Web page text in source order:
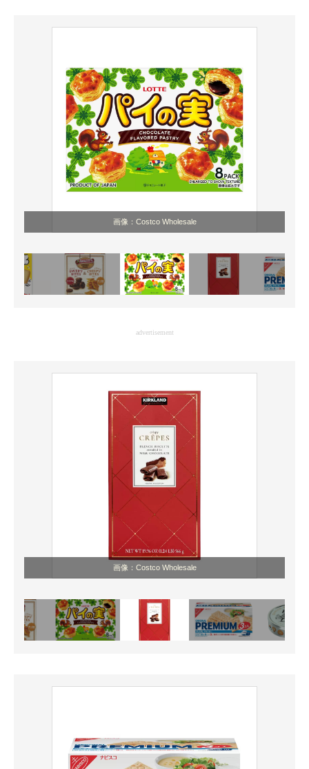
画像：Costco Wholesale
advertisement
画像：Costco Wholesale